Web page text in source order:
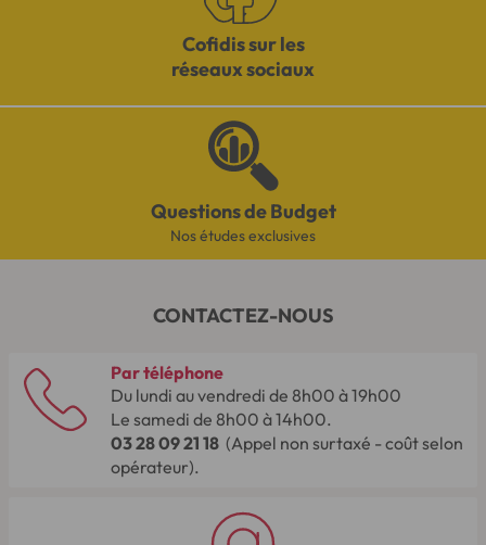
Cofidis sur les
réseaux sociaux
Questions de Budget
Nos études exclusives
CONTACTEZ-NOUS
Par téléphone
Du lundi au vendredi de 8h00 à 19h00
Le samedi de 8h00 à 14h00.
03 28 09 21 18 (Appel non surtaxé - coût selon
opérateur).